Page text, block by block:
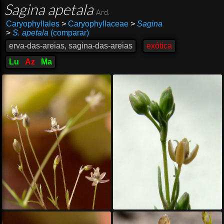
Sagina apetala Ard.
Caryophyllales >Caryophyllaceae > Sagina
> S. apetala (comparar)
erva-das-areias, sagina-das-areias
exótica
Lu
Az Ma